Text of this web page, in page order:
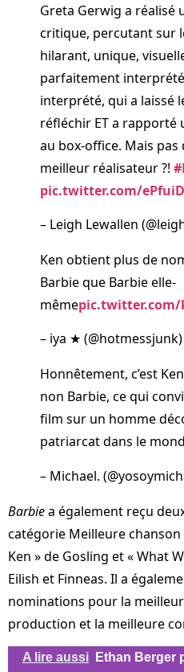
Greta Gerwig a réalisé
critique, percutant sur
hilarant, unique,
parfaitement
interprété, qui a laissé
réfléchir ET a rapporté
au box-office. Mais
meilleur réalisateur ?!
pic.twitter.com/
– Leigh Lewallen
Ken obtient plus de
Barbie que Barbie elle-
mêmepic.twitter.com/
– iya ★ (@hotmessjunk)
Honnêtement, c’est
non Barbie, ce qui
film sur un homme
patriarcat dans le
– Michael.
Barbiea également reçu
catégorie Meilleure
Ken » de Gosling et « What
Eilish et Finneas. Il a
nominations pour la
production et la meilleure
A lire aussi
Ethan Berger